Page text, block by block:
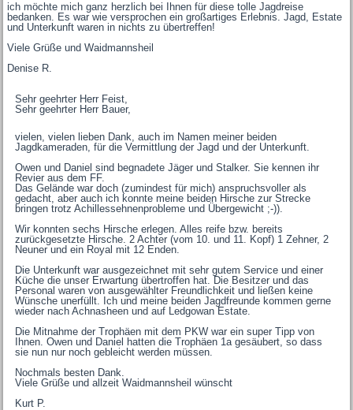
ich möchte mich ganz herzlich bei Ihnen für diese tolle Jagdreise
bedanken. Es war wie versprochen ein großartiges Erlebnis. Jagd, Estate
und Unterkunft waren in nichts zu übertreffen!
Viele Grüße und Waidmannsheil
Denise R.
Sehr geehrter Herr Feist,
Sehr geehrter Herr Bauer,
vielen, vielen lieben Dank, auch im Namen meiner beiden
Jagdkameraden, für die Vermittlung der Jagd und der Unterkunft.
Owen und Daniel sind begnadete Jäger und Stalker. Sie kennen ihr
Revier aus dem FF.
Das Gelände war doch (zumindest für mich) anspruchsvoller als
gedacht, aber auch ich konnte meine beiden Hirsche zur Strecke
bringen trotz Achillessehnenprobleme und Übergewicht ;-)).
Wir konnten sechs Hirsche erlegen. Alles reife bzw. bereits
zurückgesetzte Hirsche. 2 Achter (vom 10. und 11. Kopf) 1 Zehner, 2
Neuner und ein Royal mit 12 Enden.
Die Unterkunft war ausgezeichnet mit sehr gutem Service und einer
Küche die unser Erwartung übertroffen hat. Die Besitzer und das
Personal waren von ausgewählter Freundlichkeit und ließen keine
Wünsche unerfüllt. Ich und meine beiden Jagdfreunde kommen gerne
wieder nach Achnasheen und auf Ledgowan Estate.
Die Mitnahme der Trophäen mit dem PKW war ein super Tipp von
Ihnen. Owen und Daniel hatten die Trophäen 1a gesäubert, so dass
sie nun nur noch gebleicht werden müssen.
Nochmals besten Dank.
Viele Grüße und allzeit Waidmannsheil wünscht
Kurt P.